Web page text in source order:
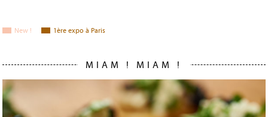
New ! 1ère expo à Paris
MIAM ! MIAM !